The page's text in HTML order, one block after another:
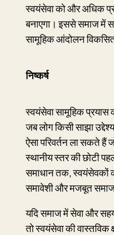
स्वयंसेवा को और अधिक
बनाएगा। इससे समाज में
सामूहिक आंदोलन
निष्कर्ष
स्वयंसेवा सामूहिक प्रयास
जब लोग किसी साझा
ऐसा परिवर्तन ला सकते हैं
स्थानीय स्तर की छोटी
समाधान तक, स्वयंसेवकों
समावेशी और मजबूत समाज
यदि समाज में सेवा और
तो स्वयंसेवा की वास्तविक